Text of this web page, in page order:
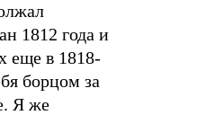
1812 года и
еще в 1818-
борцом за
Я же